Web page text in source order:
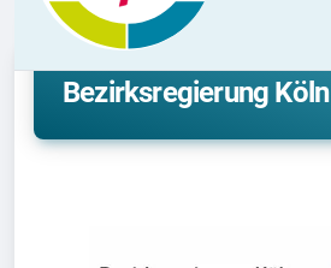
Ausbildung bei der
Bezirksregierung Köln